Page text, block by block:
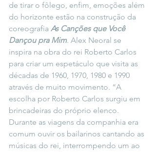
de tirar o fôlego, enfim, emoções além
do horizonte estão na construção da
coreografia As Canções que Você
Dançou pra Mim. Alex Neoral se
inspira na obra do rei Roberto Carlos
para criar um espetáculo que visita as
décadas de 1960, 1970, 1980 e 1990
através de muito movimento. “A
escolha por Roberto Carlos surgiu em
brincadeiras do próprio elenco.
Durante as viagens da companhia era
comum ouvir os bailarinos cantando as
músicas do rei, interrompendo um ao